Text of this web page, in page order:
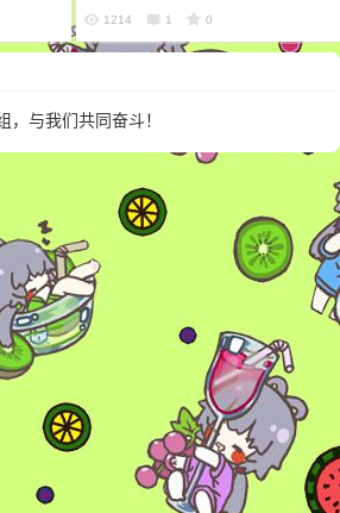
从何
下
本卷made by贴吧网友：残月、辰
风，授权予洛天依.Love发布。 本
1214 1 0
，与我们共同奋斗！
布内容，请购买会员或者提升权
6位以上
登录